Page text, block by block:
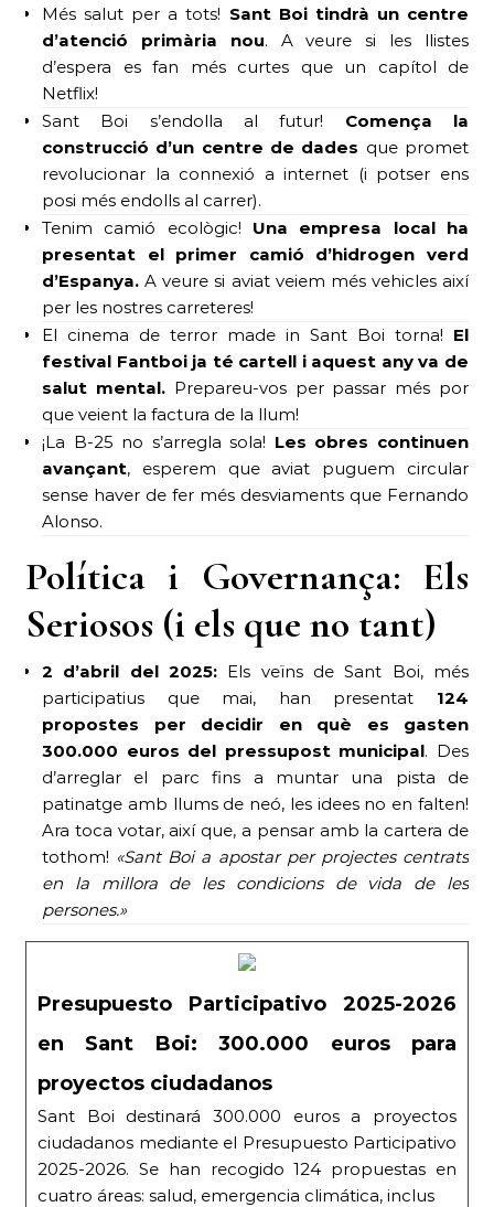
Més salut per a tots! Sant Boi tindrà un centre
d’atenció primària nou. A veure si les llistes
d’espera es fan més curtes que un capítol de
Netflix!
Sant Boi s’endolla al futur! Comença la
construcció d’un centre de dades que promet
revolucionar la connexió a internet (i potser ens
posi més endolls al carrer).
Tenim camió ecològic! Una empresa local ha
presentat el primer camió d’hidrogen verd
d’Espanya.A veure si aviat veiem més vehicles així
per les nostres carreteres!
El cinema de terror made in Sant Boi torna! El
festival Fantboi ja té cartell i aquest any va de
salut mental.Prepareu-vos per passar més por
que veient la factura de la llum!
¡La B-25 no s’arregla sola! Les obres continuen
avançant, esperem que aviat puguem circular
sense haver de fer més desviaments que Fernando
Alonso.
Política i Governança: Els
Seriosos (i els que no tant)
2 d’abril del 2025: Els veïns de Sant Boi, més
participatius que mai, han presentat 124
propostes per decidir en què es gasten
300.000 euros del pressupost municipal. Des
d’arreglar el parc fins a muntar una pista de
patinatge amb llums de neó, les idees no en falten!
Ara toca votar, així que, a pensar amb la cartera de
tothom! «Sant Boi a apostar per projectes centrats
en la millora de les condicions de vida de les
persones.»
Presupuesto Participativo 2025-2026
en Sant Boi: 300.000 euros para
proyectos ciudadanos
Sant Boi destinará 300.000 euros a proyectos
ciudadanos mediante el Presupuesto Participativo
2025-2026. Se han recogido 124 propuestas en
cuatro áreas: salud, emergencia climática, inclus